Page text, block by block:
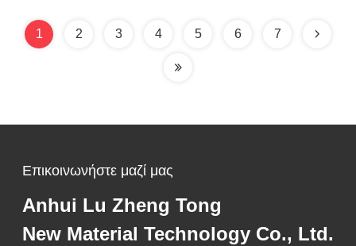
1 2 3 4 5 6 7
Επικοινωνήστε μαζί μας
Anhui Lu Zheng Tong
New Material Technology Co., Ltd.